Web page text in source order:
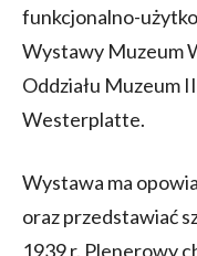
funkcjonalno-
Wystawy Muzeum
Oddziału Muzeum
Westerplatte.
Wystawa ma
oraz przedstawiać
1939 r. Plenerowy